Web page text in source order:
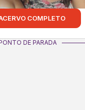
COMPLETO
DE PARADA